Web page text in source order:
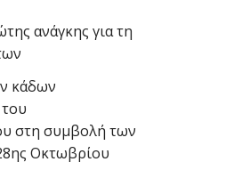
ανάγκης για τη
κάδων
στη συμβολή των
Οκτωβρίου